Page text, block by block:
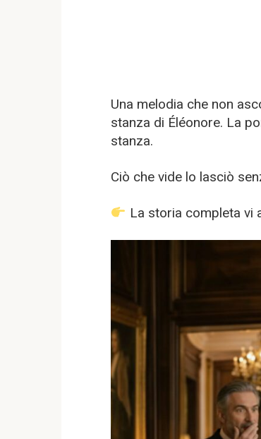
Una melodia che non
stanza di Éléonore. La
stanza.
Ciò che vide lo lasciò
La storia completa vi